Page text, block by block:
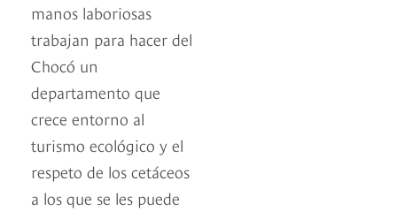
manos laboriosas
trabajan para hacer del
Chocó un
departamento que
crece entorno al
turismo ecológico y el
respeto de los cetáceos
a los que se les puede